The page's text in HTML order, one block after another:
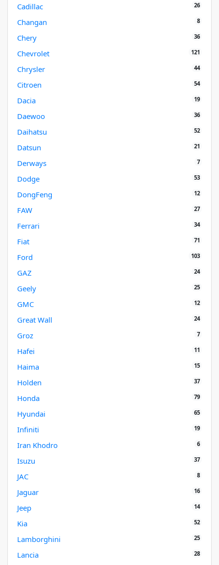
Cadillac 26
Changan 8
Chery 36
Chevrolet 121
Chrysler 44
Citroen 54
Dacia 19
Daewoo 36
Daihatsu 52
Datsun 21
Derways 7
Dodge 53
DongFeng 12
FAW 27
Ferrari 34
Fiat 71
Ford 103
GAZ 24
Geely 25
GMC 12
Great Wall 24
Groz 7
Hafei 11
Haima 15
Holden 37
Honda 79
Hyundai 65
Infiniti 19
Iran Khodro 6
Isuzu 37
JAC 8
Jaguar 16
Jeep 14
Kia 52
Lamborghini 25
Lancia 28